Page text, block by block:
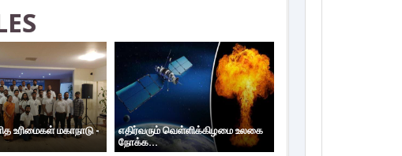
உரிமைகள் மகாநாடு -
எதிர்வரும் வெள்ளிக்கிழமை உலகை
நோக்க...